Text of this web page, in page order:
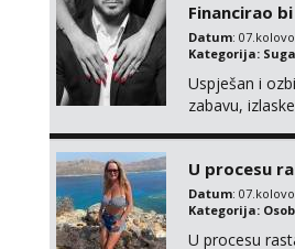
Financirao
Datum:
Kategorija:
Uspješan i
zabavu,
U procesu
Datum:
Kategorija:
U procesu